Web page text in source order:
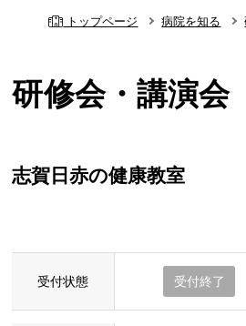
トップページ 病院を知る
研修会・講演会
志賀日赤の健康教室
受付状態 受付終了